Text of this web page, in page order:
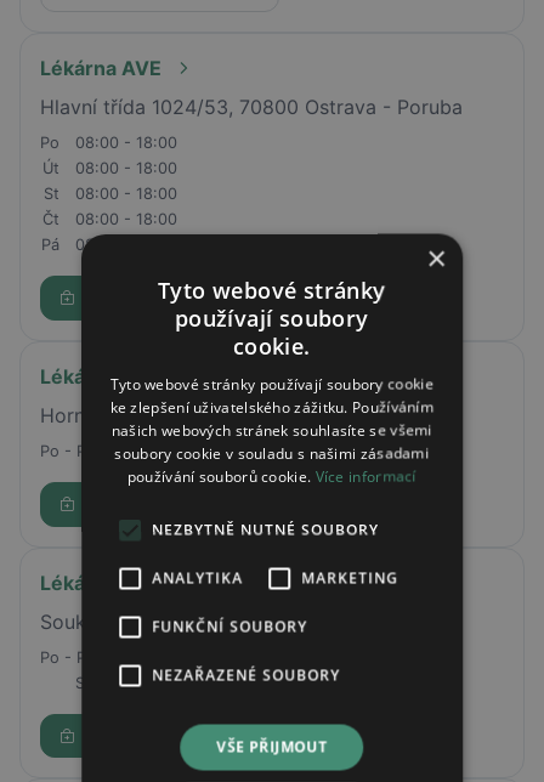
Lékárna AVE
Hlavní třída 1024/53, 70800 Ostrava - Poruba
Po
08:00 - 18:00
Út
08:00 - 18:00
St
08:00 - 18:00
Čt
08:00 - 18:00
Pá
08:00 - 18:00
Rezervovat
Lékárna AVE
Horní náměstí 104/1, Opava, 74601
Po - Pá 07:30 - 18:00
Lékárna U Orla
Soukenné nám. 4, Liberec
Po - Pá
So
08:00 - 12:00
×
Tyto webové stránky
používají soubory
cookie.
Tyto webové stránky používají soubory cookie
ke zlepšení uživatelského zážitku. Používáním
našich webových stránek souhlasíte se všemi
soubory cookie v souladu s našimi zásadami
používání souborů cookie. Více informací
NEZBYTNĚ NUTNÉ SOUBORY
ANALYTIKA MARKETING
FUNKČNÍ SOUBORY
NEZAŘAZENÉ SOUBORY
VŠE PŘIJMOUT